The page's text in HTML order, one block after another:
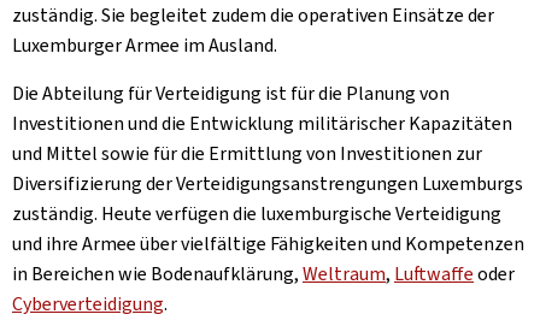
zuständig. Sie begleitet zudem die operativen Einsätze der
Luxemburger Armee im Ausland.
Die Abteilung für Verteidigung ist für die Planung von
Investitionen und die Entwicklung militärischer Kapazitäten
und Mittel sowie für die Ermittlung von Investitionen zur
Diversifizierung der Verteidigungsanstrengungen Luxemburgs
zuständig. Heute verfügen die luxemburgische Verteidigung
und ihre Armee über vielfältige Fähigkeiten und Kompetenzen
in Bereichen wie Bodenaufklärung,Weltraum, Luftwaffeoder
Cyberverteidigung.